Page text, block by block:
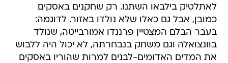
לאתלטיק בילבאו השתנו. רק שחקנים באסקים 
כמובן, אבל גם כאלו שלא נולדו באזור. לדוגמה:
בעבר הבלם המצטיין פרננדו אמורבייטה, שנולד
בוונצואלה וגם משחק בנבחרתה, לא יכול היה ללבוש
את המדים האדומים-לבנים למרות שהוריו באסקים